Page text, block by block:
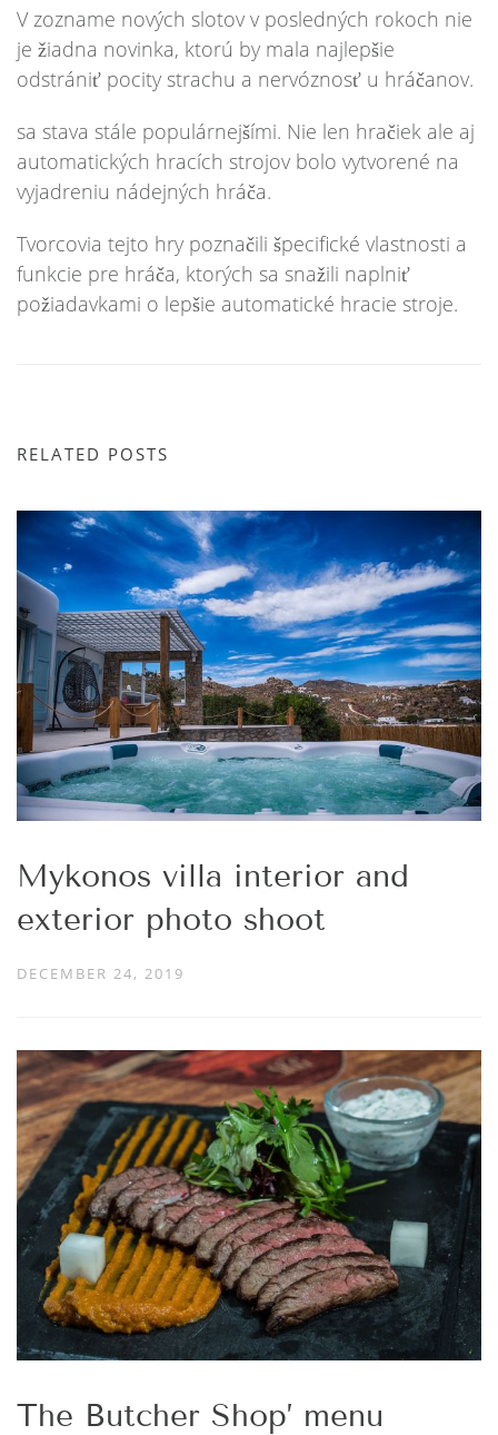
V zozname nových slotov v posledných rokoch nie
je žiadna novinka, ktorú by mala najlepšie
odstrániť pocity strachu a nervóznosť u hráčanov.
sa stava stále populárnejšími. Nie len hračiek ale aj
automatických hracích strojov bolo vytvorené na
vyjadreniu nádejných hráča.
Tvorcovia tejto hry poznačili špecifické vlastnosti a
funkcie pre hráča, ktorých sa snažili naplniť
požiadavkami o lepšie automatické hracie stroje.
RELATED POSTS
Mykonos villa interior and
exterior photo shoot
DECEMBER 24, 2019
The Butcher Shop’ menu